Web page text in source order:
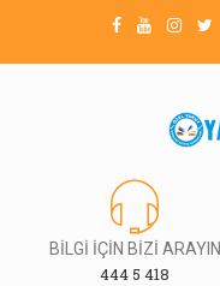
BİLGİ İÇİN BİZİ ARAYIN
444 5 418